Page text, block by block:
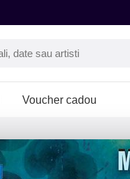
Voucher cadou